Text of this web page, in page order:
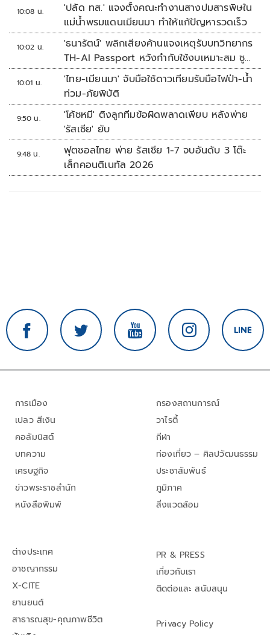
10:08 น.
'ปลัด ทส.' แจงตั้งคณะทำงานสางปมสารพิษใน
แม่น้ำพรมแดนเมียนมา ทำให้แก้ปัญหารวดเร็ว
10:02 น.
'ธนารัตน์' พลิกเสียงค้านแจงเหตุรับบทวิทยากร
TH-AI Passport หวังกำกับใช้งบเหมาะสม ชู
จุดเด่นคนไทยได้ใช้ AI ระดับโปร ลดเหลื่อมล้ำ
ทางเทคโนโลยี เซฟงบไปกว่า900ล้าน เชื่อหาก
ใช้เต็มที่เอกชนขาดทุนย่อยยับ
10:01 น.
'ไทย-เมียนมา' จับมือใช้ดาวเทียมรับมือไฟป่า-น้ำ
ท่วม-ภัยพิบัติ
9:50 น.
'โค้ชหมี' ติงลูกทีมข้อผิดพลาดเพียบ หลังพ่าย
'รัสเซีย' ยับ
9:48 น.
ฟุตซอลไทย พ่าย รัสเซีย 1-7 จบอันดับ 3 โต๊ะ
เล็กคอนติเนทัล 2026
การเมือง
เปลว สีเงิน
คอลัมนิสต์
บทความ
เศรษฐกิจ
ข่าวพระราชสำนัก
หนังสือพิมพ์
กรองสถานการณ์
วาไรตี้
กีฬา
ท่องเที่ยว – ศิลปวัฒนธรรม
ประชาสัมพันธ์
ภูมิภาค
สิ่งแวดล้อม
ต่างประเทศ
อาชญากรรม
X-CITE
ยานยนต์
สาธารณสุข-คุณภาพชีวิต
PR & PRESS
เกี่ยวกับเรา
ติดต่อและ สนับสนุน
Privacy Policy